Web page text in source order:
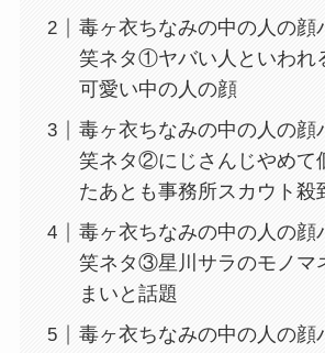
毒ヶ衣ちなみの中の人の顔
笑ネタ①ヤバい人といわれ
可愛い中の人の顔
毒ヶ衣ちなみの中の人の顔
笑ネタ②にじさんじやめて
たあとも事務所スカウト殺
毒ヶ衣ちなみの中の人の顔
笑ネタ③星川サラのモノマ
まいと話題
毒ヶ衣ちなみの中の人の顔